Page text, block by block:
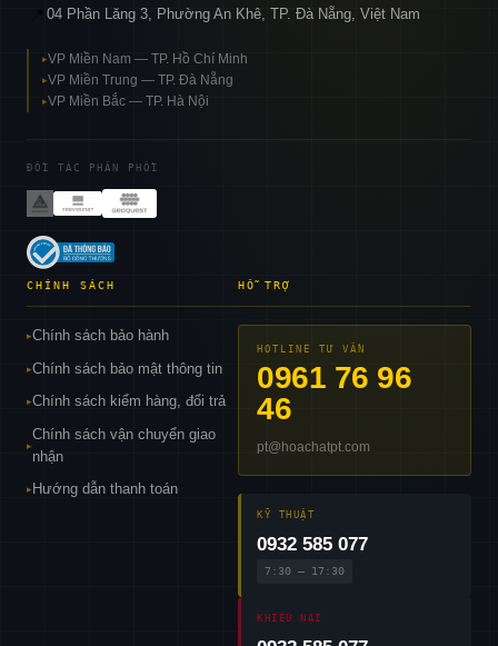
04 Phần Lăng 3, Phường An Khê, TP. Đà Nẵng, Việt Nam
▸VP Miền Nam — TP. Hồ Chí Minh
▸VP Miền Trung — TP. Đà Nẵng
▸VP Miền Bắc — TP. Hà Nội
ĐỐI TÁC PHÂN PHỐI
CHÍNH SÁCH
▸Chính sách bảo hành
▸Chính sách bảo mật thông tin
▸Chính sách kiểm hàng, đổi trả
▸
Chính sách vận chuyển giao
nhận
▸ Hướng dẫn thanh toán
HỖ TRỢ
HOTLINE TƯ VẤN
0961 76 96
46
pt@hoachatpt.com
KỸ THUẬT
0932 585 077
7:30 – 17:30
KHIẾU NẠI